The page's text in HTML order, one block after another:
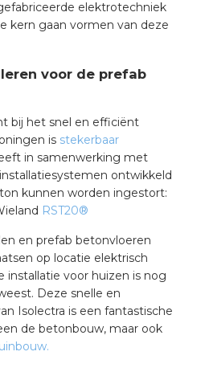
elektrotechniek
kern gaan vormen van deze
voor de prefab
bij het snel en efficiënt
is stekerbaar
in samenwerking met
ontwikkeld
kunnen worden ingestort:
RST20®
en prefab betonvloeren
op locatie elektrisch
installatie voor huizen is nog
Deze snelle en
Isolectra is een fantastische
de betonbouw, maar ook